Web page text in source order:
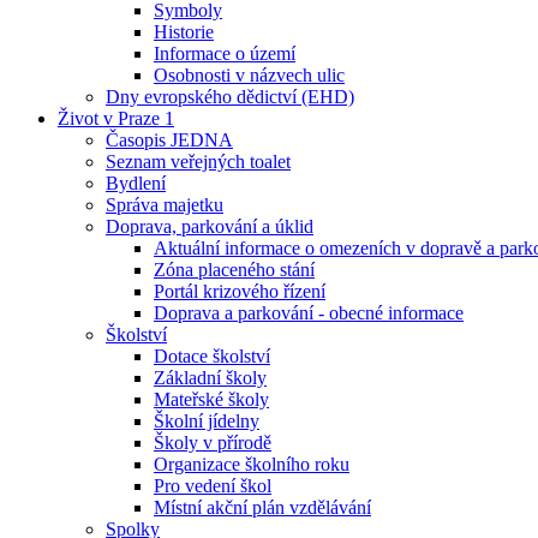
Symboly
Historie
Informace o území
Osobnosti v názvech ulic
Dny evropského dědictví (EHD)
Život v Praze 1
Časopis JEDNA
Seznam veřejných toalet
Bydlení
Správa majetku
Doprava, parkování a úklid
Aktuální informace o omezeních v dopravě a
Zóna placeného stání
Portál krizového řízení
Doprava a parkování - obecné informace
Školství
Dotace školství
Základní školy
Mateřské školy
Školní jídelny
Školy v přírodě
Organizace školního roku
Pro vedení škol
Místní akční plán vzdělávání
Spolky